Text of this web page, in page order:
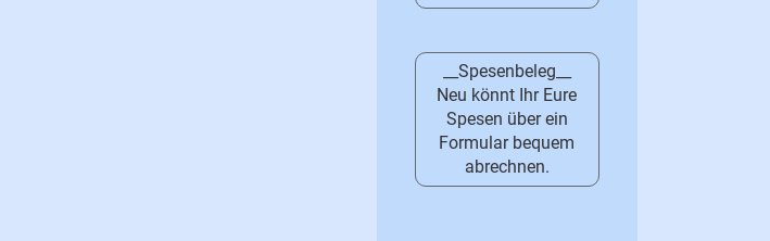
__Spesenbeleg__
Neu könnt Ihr Eure
Spesen über ein
Formular bequem
abrechnen.